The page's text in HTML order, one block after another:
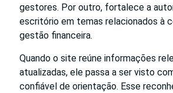
gestores. Por outro, fortalece a
escritório em temas relacionados à
gestão financeira.
Quando o site reúne informações
atualizadas, ele passa a ser visto
confiável de orientação. Esse